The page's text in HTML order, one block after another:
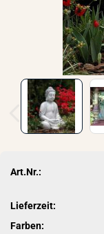
Art.Nr.:
Lieferzeit:
Farben: